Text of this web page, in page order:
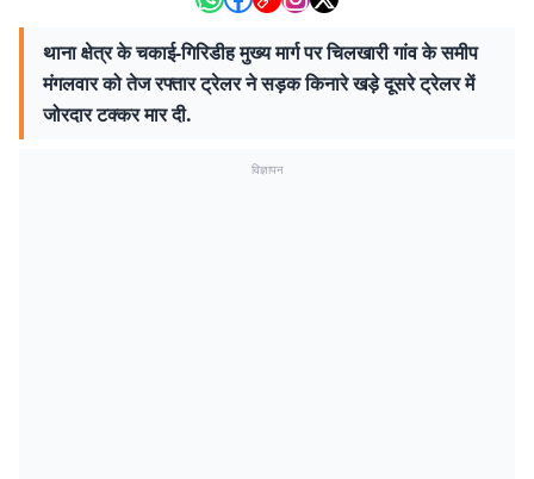
थाना क्षेत्र के चकाई-गिरिडीह मुख्य मार्ग पर चिलखारी गांव के समीप
मंगलवार को तेज रफ्तार ट्रेलर ने सड़क किनारे खड़े दूसरे ट्रेलर में
जोरदार टक्कर मार दी.
विज्ञापन